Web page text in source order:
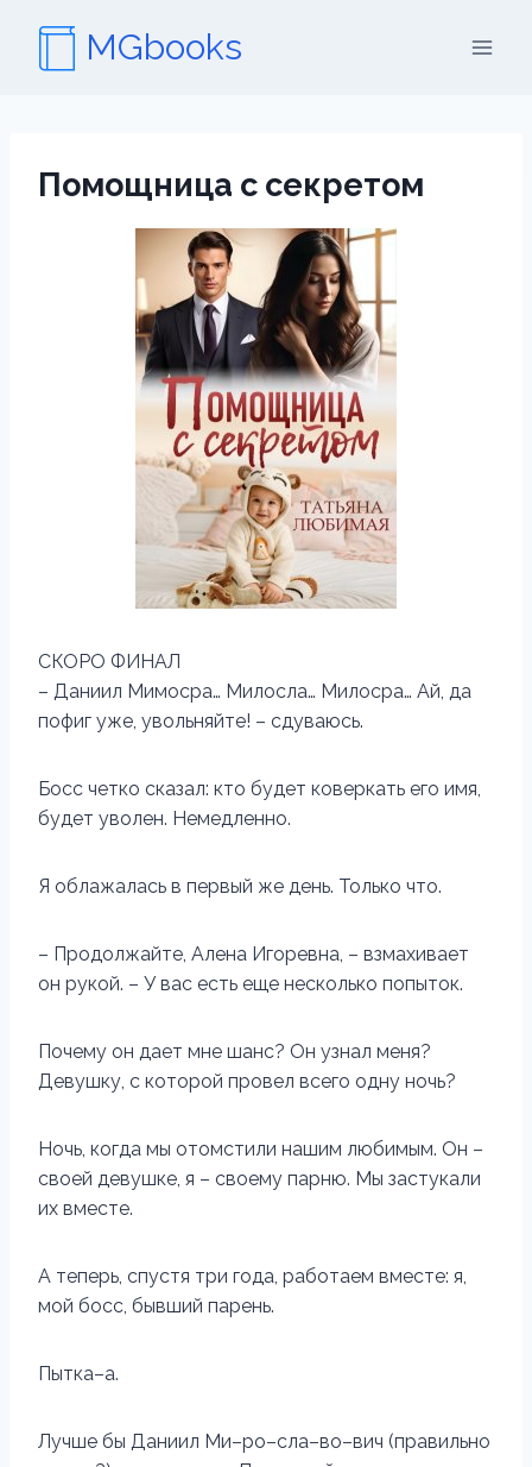
содержимому
MGbooks
Помощница с секретом
СКОРО ФИНАЛ
– Даниил Мимосра… Милосла… Милосра… Ай, да
пофиг уже, увольняйте! – сдуваюсь.
Босс четко сказал: кто будет коверкать его имя,
будет уволен. Немедленно.
Я облажалась в первый же день. Только что.
– Продолжайте, Алена Игоревна, – взмахивает
он рукой. – У вас есть еще несколько попыток.
Почему он дает мне шанс? Он узнал меня?
Девушку, с которой провел всего одну ночь?
Ночь, когда мы отомстили нашим любимым. Он –
своей девушке, я – своему парню. Мы застукали
их вместе.
А теперь, спустя три года, работаем вместе: я,
мой босс, бывший парень.
Пытка–а.
Лучше бы Даниил Ми–ро–сла–во–вич (правильно